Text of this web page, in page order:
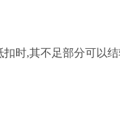
扣时,其不足部分可以结